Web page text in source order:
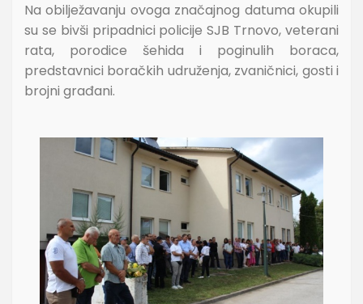
Na obilježavanju ovoga značajnog datuma okupili
su se bivši pripadnici policije SJB Trnovo, veterani
rata, porodice šehida i poginulih boraca,
predstavnici boračkih udruženja, zvaničnici, gosti i
brojni građani.